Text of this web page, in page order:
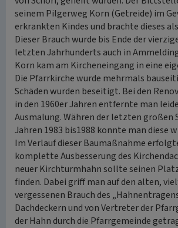
seinem Pilgerweg Korn (Getreide) im
erkrankten Kindes und brachte dieses
Dieser Brauch wurde bis Ende der
letzten Jahrhunderts auch in
Korn kam am Kircheneingang in eine
Die Pfarrkirche wurde mehrmals
Schäden wurden beseitigt. Bei den
in den 1960er Jahren entfernte man
Ausmalung. Währen der letzten großen
Jahren 1983 bis1988 konnte man diese
Im Verlauf dieser Baumaßnahme
komplette Ausbesserung des
neuer Kirchturmhahn sollte seinen
finden. Dabei griff man auf den alten,
vergessenen Brauch des
Dachdeckern und von Vertreter der
der Hahn durch die Pfarrgemeinde